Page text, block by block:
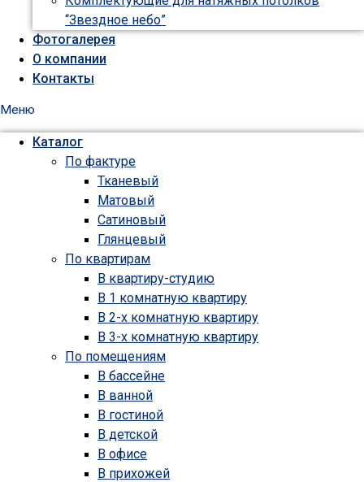
“Звездное небо”
Фотогалерея
О компании
Контакты
Меню
Каталог
По фактуре
Тканевый
Матовый
Сатиновый
Глянцевый
По квартирам
В квартиру-студию
В 1 комнатную квартиру
В 2-х комнатную квартиру
В 3-х комнатную квартиру
По помещениям
В бассейне
В ванной
В гостиной
В детской
В офисе
В прихожей